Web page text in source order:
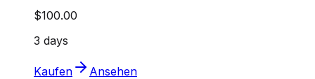
$100.00
3 days
Kaufen
Ansehen